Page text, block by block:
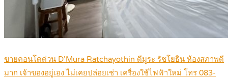
ขายคอนโดด่วน D’Mura Ratchayothin ดีมูระ รัชโยธิน ห้องสภาพดี
มาก เจ้าของอยู่เอง ไม่เคยปล่อยเช่า เครื่องใช้ไฟฟ้าใหม่ โทร 083-